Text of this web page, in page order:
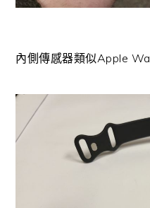
內側傳感器類似Apple